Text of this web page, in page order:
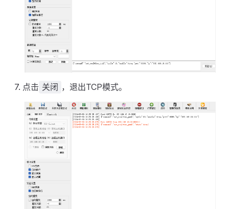
点击 关闭 ，退出TCP模式。